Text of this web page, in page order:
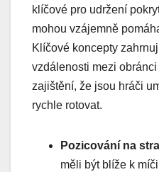
klíčové pro udržení
mohou vzájemně
Klíčové koncepty
vzdálenosti mezi
zajištění, že jsou hráči
rychle rotovat.
Pozicování na
měli být blíže k